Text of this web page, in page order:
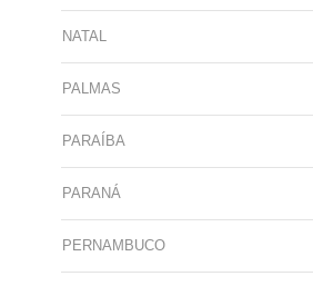
NATAL
PALMAS
PARAÍBA
PARANÁ
PERNAMBUCO